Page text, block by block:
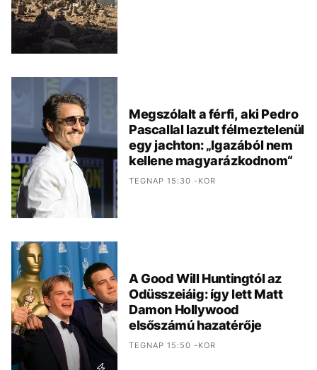
Megszólalt a férfi, aki Pedro
Pascallal lazult félmeztelenül
egy jachton: „Igazából nem
kellene magyarázkodnom“
TEGNAP 15:30 -KOR
A Good Will Huntingtól az
Odüsszeiáig: így lett Matt
Damon Hollywood
elsőszámú hazatérője
TEGNAP 15:50 -KOR